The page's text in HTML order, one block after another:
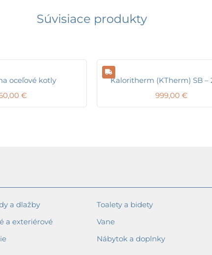
Súvisiace produkty
oceľové kotly
€
Kaloritherm (KTherm) SB –
999,00 €
a dlažby
a exteriérové
Toalety a bidety
Vane
Nábytok a doplnky